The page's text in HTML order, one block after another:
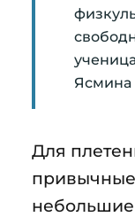
Ясмина
Для